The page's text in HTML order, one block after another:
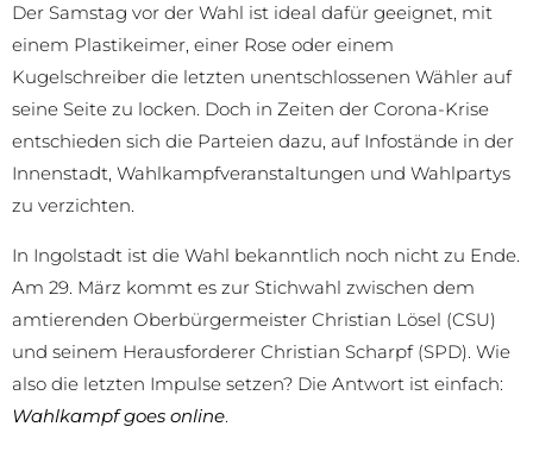
Der Samstag vor der Wahl ist ideal dafür geeignet, mit
einem Plastikeimer, einer Rose oder einem
Kugelschreiber die letzten unentschlossenen Wähler auf
seine Seite zu locken. Doch in Zeiten der Corona-Krise
entschieden sich die Parteien dazu, auf Infostände in der
Innenstadt, Wahlkampfveranstaltungen und Wahlpartys
zu verzichten.
In Ingolstadt ist die Wahl bekanntlich noch nicht zu Ende.
Am 29. März kommt es zur Stichwahl zwischen dem
amtierenden Oberbürgermeister Christian Lösel (CSU)
und seinem Herausforderer Christian Scharpf (SPD). Wie
also die letzten Impulse setzen? Die Antwort ist einfach:
Wahlkampf goes online.